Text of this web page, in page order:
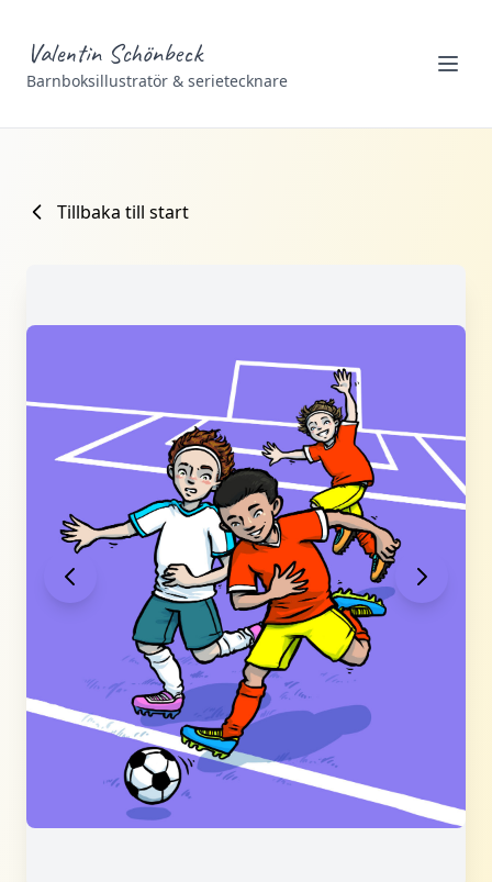
Valentin Schönbeck
Barnboksillustratör & serietecknare
Tillbaka till start